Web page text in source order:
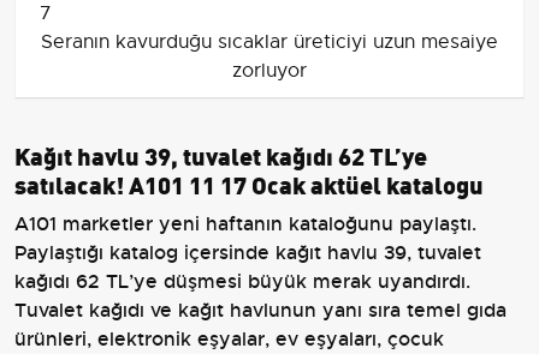
7
Seranın kavurduğu sıcaklar üreticiyi uzun mesaiye
zorluyor
Kağıt havlu 39, tuvalet kağıdı 62 TL’ye
satılacak! A101 11 17 Ocak aktüel katalogu
A101 marketler yeni haftanın kataloğunu paylaştı.
Paylaştığı katalog içersinde kağıt havlu 39, tuvalet
kağıdı 62 TL’ye düşmesi büyük merak uyandırdı.
Tuvalet kağıdı ve kağıt havlunun yanı sıra temel gıda
ürünleri, elektronik eşyalar, ev eşyaları, çocuk